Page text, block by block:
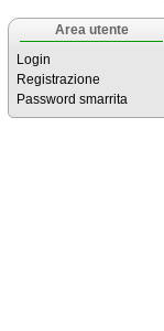
Area utente
Login
Registrazione
Password smarrita